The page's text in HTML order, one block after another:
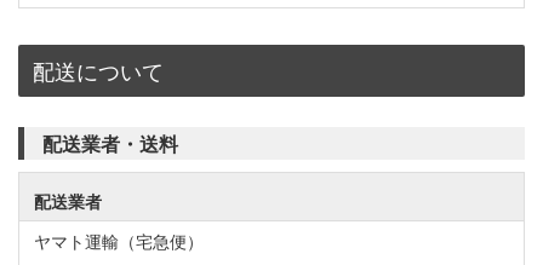
配送について
配送業者・送料
配送業者
ヤマト運輸（宅急便）